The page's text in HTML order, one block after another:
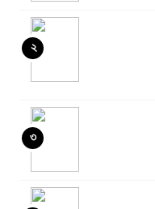
২
৩